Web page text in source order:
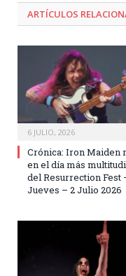
ARTÍCULOS
6 JULIO, 2026
Crónica: Iron Maiden
en el día más
del Resurrection Fest
Jueves – 2 Julio 2026